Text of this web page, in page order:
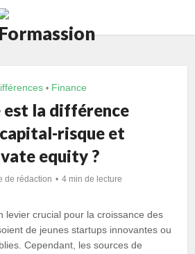
• Finance
est la différence
risque et
equity ?
de rédaction 4 min de lecture
levier crucial pour la croissance des
de jeunes startups innovantes ou
Cependant, les sources de